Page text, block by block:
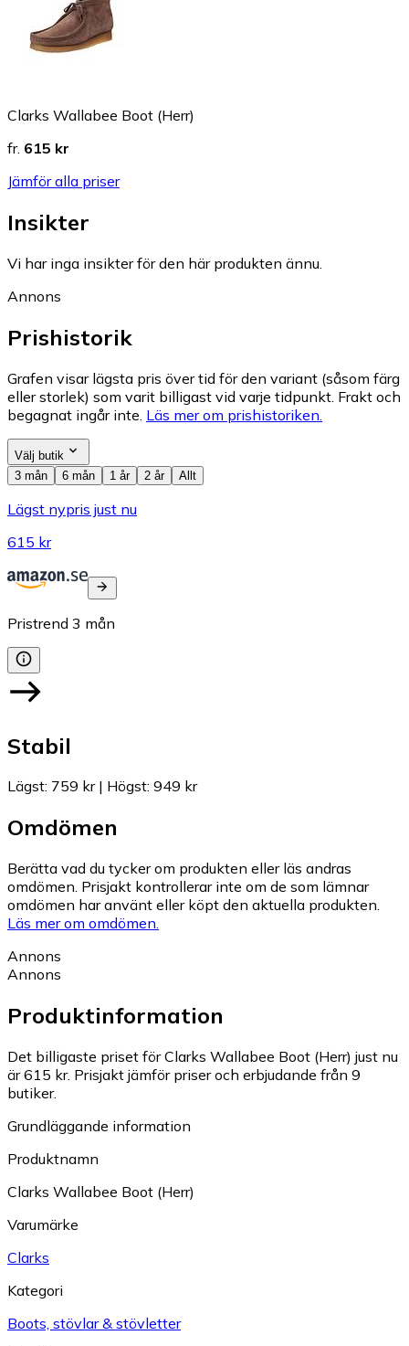
Clarks Wallabee Boot (Herr)
fr. 615 kr
Jämför alla priser
Insikter
Vi har inga insikter för den här produkten ännu.
Annons
Prishistorik
Grafen visar lägsta pris över tid för den variant (såsom färg
eller storlek) som varit billigast vid varje tidpunkt. Frakt och
begagnat ingår inte. Läs mer om prishistoriken.
Välj butik
3 mån
6 mån 1 år 2 år Allt
Lägst nypris just nu
615 kr
Pristrend 3 mån
Stabil
Lägst: 759 kr| Högst: 949 kr
Omdömen
Berätta vad du tycker om produkten eller läs andras
omdömen. Prisjakt kontrollerar inte om de som lämnar
omdömen har använt eller köpt den aktuella produkten.
Läs mer om omdömen.
Annons
Annons
Produktinformation
Det billigaste priset för Clarks Wallabee Boot (Herr) just nu
är 615 kr. Prisjakt jämför priser och erbjudande från 9
butiker.
Grundläggande information
Produktnamn
Clarks Wallabee Boot (Herr)
Varumärke
Clarks
Kategori
Boots, stövlar & stövletter